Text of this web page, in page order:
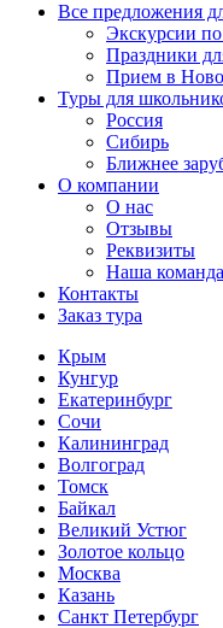
Все предложения
Экскурсии
Праздники
Прием в
Туры для
Россия
Сибирь
Ближнее
О компании
О нас
Отзывы
Реквизиты
Наша команда
Контакты
Заказ тура
Крым
Кунгур
Екатеринбург
Сочи
Калининград
Волгоград
Томск
Байкал
Великий Устюг
Золотое кольцо
Москва
Казань
Санкт Петербург